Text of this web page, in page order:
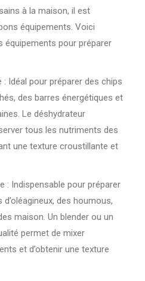
à la maison, il est
équipements. Voici
équipements pour préparer
: Idéal pour préparer des chips
des barres énergétiques et
Le déshydrateur
tous les nutriments des
une texture croustillante et
: Indispensable pour préparer
des houmous,
maison. Un blender ou un
permet de mixer
et d’obtenir une texture